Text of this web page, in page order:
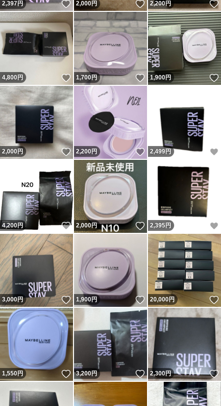
2,397円 いいね！
2,000円 いいね！
2,200円
4,800円 いいね！
1,700円 いいね！
1,900円
2,000円 いいね！
2,200円 いいね！
2,499円
4,200円 いいね！
2,000円 いいね！
2,395円
3,000円 いいね！
1,900円 いいね！
20,000円
1,550円 いいね！
3,200円 いいね！
2,300円